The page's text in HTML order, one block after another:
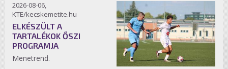
2026-08-06,
KTE/kecskemetite.hu
ELKÉSZÜLT A
TARTALÉKOK ŐSZI
PROGRAMJA
Menetrend.